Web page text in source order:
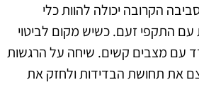
הקרובה יכולה להוות כלי
התקפי זעם. כשיש מקום לביטוי
עם מצבים קשים. שיחה על הרגשות
את תחושת הבדידות ולחזק את